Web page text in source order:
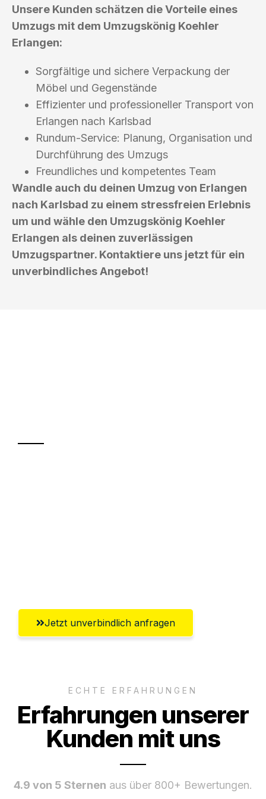
Unsere Kunden schätzen die Vorteile eines
Umzugs mit dem Umzugskönig Koehler
Erlangen:
Sorgfältige und sichere Verpackung der
Möbel und Gegenstände
Effizienter und professioneller Transport von
Erlangen nach Karlsbad
Rundum-Service: Planung, Organisation und
Durchführung des Umzugs
Freundliches und kompetentes Team
Wandle auch du deinen Umzug von Erlangen
nach Karlsbad zu einem stressfreien Erlebnis
um und wähle den Umzugskönig Koehler
Erlangen als deinen zuverlässigen
Umzugspartner. Kontaktiere uns jetzt für ein
unverbindliches Angebot!
Jetzt unverbindlich anfragen
ECHTE ERFAHRUNGEN
Erfahrungen unserer
Kunden mit uns
4.9 von 5 Sternen aus über 800+ Bewertungen.